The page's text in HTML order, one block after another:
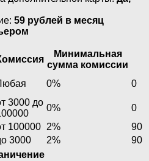
59 рублей в месяц
Минимальная
сумма комиссии
0% 0
3000 до
0%
0
100000 2%
90
3000
2%
90